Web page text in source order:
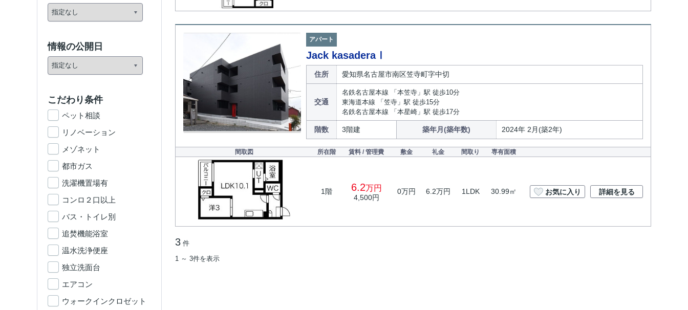
アパート
Jack kasaderaⅠ
住所 愛知県名古屋市南区笠寺町字中切
交通
名鉄名古屋本線 「本笠寺」駅 徒歩10分
東海道本線 「笠寺」駅 徒歩15分
名鉄名古屋本線 「本星崎」駅 徒歩17分
階数 3階建 築年月(築年数) 2024年 2月(築2年)
間取図 所在階 賃料 / 管理費 敷金 礼金 間取り 専有面積
1階 6.2万円
4,500円
0万円 6.2万円 1LDK 30.99㎡ お気に入り 詳細を見る
3 件
1 ～ 3件を表示
情報の公開日
こだわり条件
ペット相談
リノベーション
メゾネット
都市ガス
洗濯機置場有
コンロ２口以上
バス・トイレ別
追焚機能浴室
温水洗浄便座
独立洗面台
エアコン
ウォークインクロゼット